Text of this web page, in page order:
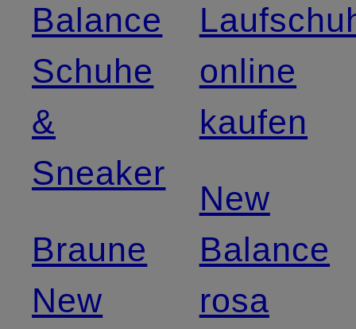
Balance
Schuhe
&
Sneaker
Braune
New
online
kaufen
New
Balance
rosa